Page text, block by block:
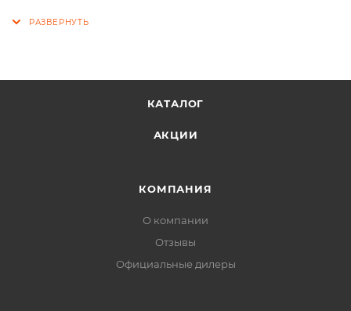
КАТАЛОГ
АКЦИИ
КОМПАНИЯ
О компании
Отзывы
Официальные дилеры